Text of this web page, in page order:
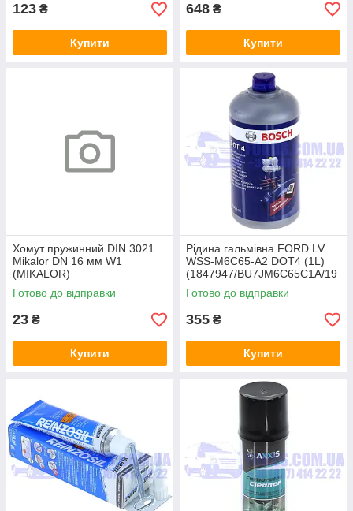
123 ₴
Купити
648 ₴
Купити
Хомут пружинний DIN 3021
Mikalor DN 16 мм W1
(MIKALOR)
Готово до відправки
23 ₴
Купити
Рідина гальмівна FORD LV
WSS-M6C65-A2 DOT4 (1L)
(1847947/BU7JM6C65C1A/19
87479107) BOSCH
Готово до відправки
355 ₴
Купити